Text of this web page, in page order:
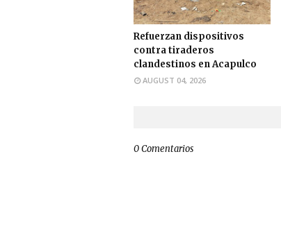
Refuerzan dispositivos
contra tiraderos
clandestinos en Acapulco
AUGUST 04, 2026
0 Comentarios